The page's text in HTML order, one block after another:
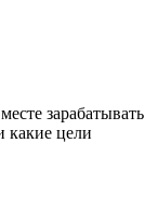
зарабатывать
какие цели